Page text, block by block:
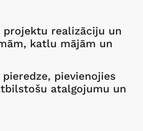
projektu realizāciju un
katlu mājām un
pievienojies
atalgojumu un